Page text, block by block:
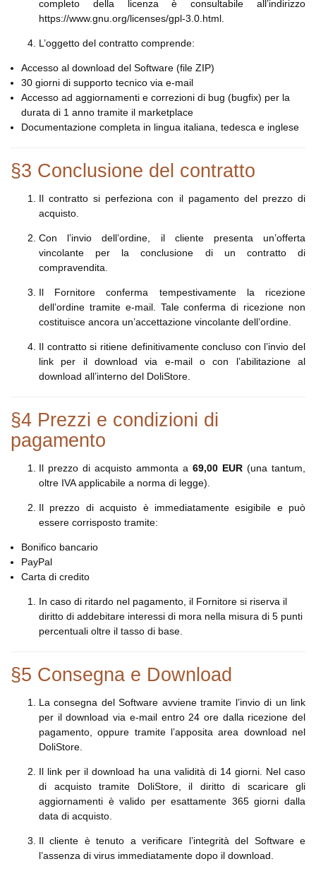
completo della licenza è consultabile all’indirizzo
https://www.gnu.org/licenses/gpl-3.0.html.
L’oggetto del contratto comprende:
Accesso al download del Software (file ZIP)
30 giorni di supporto tecnico via e-mail
Accesso ad aggiornamenti e correzioni di bug (bugfix) per la
durata di 1 anno tramite il marketplace
Documentazione completa in lingua italiana, tedesca e inglese
§3 Conclusione del contratto
Il contratto si perfeziona con il pagamento del prezzo di
acquisto.
Con l’invio dell’ordine, il cliente presenta un’offerta
vincolante per la conclusione di un contratto di
compravendita.
Il Fornitore conferma tempestivamente la ricezione
dell’ordine tramite e-mail. Tale conferma di ricezione non
costituisce ancora un’accettazione vincolante dell’ordine.
Il contratto si ritiene definitivamente concluso con l’invio del
link per il download via e-mail o con l’abilitazione al
download all’interno del DoliStore.
§4 Prezzi e condizioni di
pagamento
Il prezzo di acquisto ammonta a 69,00 EUR (una tantum,
oltre IVA applicabile a norma di legge).
Il prezzo di acquisto è immediatamente esigibile e può
essere corrisposto tramite:
Bonifico bancario
PayPal
Carta di credito
In caso di ritardo nel pagamento, il Fornitore si riserva il
diritto di addebitare interessi di mora nella misura di 5 punti
percentuali oltre il tasso di base.
§5 Consegna e Download
La consegna del Software avviene tramite l’invio di un link
per il download via e-mail entro 24 ore dalla ricezione del
pagamento, oppure tramite l’apposita area download nel
DoliStore.
Il link per il download ha una validità di 14 giorni. Nel caso
di acquisto tramite DoliStore, il diritto di scaricare gli
aggiornamenti è valido per esattamente 365 giorni dalla
data di acquisto.
Il cliente è tenuto a verificare l’integrità del Software e
l’assenza di virus immediatamente dopo il download.